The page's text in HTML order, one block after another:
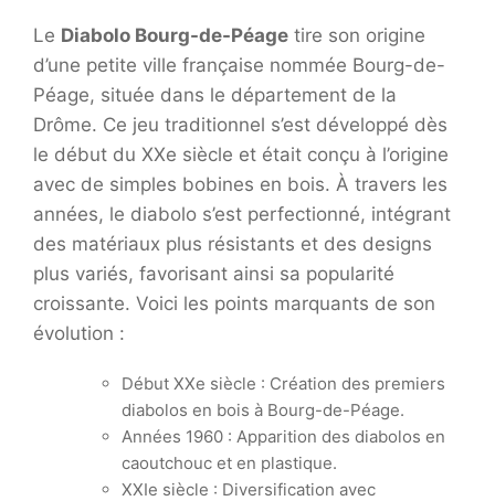
Le Diabolo Bourg-de-Péage tire son origine
d’une petite ville française nommée Bourg-de-
Péage, située dans le département de la
Drôme. Ce jeu traditionnel s’est développé dès
le début du XXe siècle et était conçu à l’origine
avec de simples bobines en bois. À travers les
années, le diabolo s’est perfectionné, intégrant
des matériaux plus résistants et des designs
plus variés, favorisant ainsi sa popularité
croissante. Voici les points marquants de son
évolution :
Début XXe siècle : Création des premiers
diabolos en bois à Bourg-de-Péage.
Années 1960 : Apparition des diabolos en
caoutchouc et en plastique.
XXIe siècle : Diversification avec